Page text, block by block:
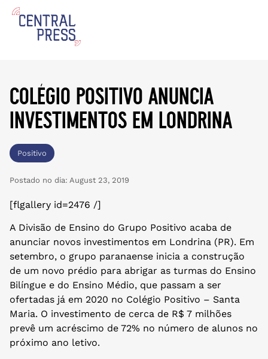
colégio positivo anuncia
investimentos em londrina
Positivo
Postado no dia: August 23, 2019
[flgallery id=2476 /]
A Divisão de Ensino do Grupo Positivo acaba de
anunciar novos investimentos em Londrina (PR). Em
setembro, o grupo paranaense inicia a construção
de um novo prédio para abrigar as turmas do Ensino
Bilíngue e do Ensino Médio, que passam a ser
ofertadas já em 2020 no Colégio Positivo – Santa
Maria. O investimento de cerca de R$ 7 milhões
prevê um acréscimo de 72% no número de alunos no
próximo ano letivo.